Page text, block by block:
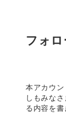
フォ
本アカウ
しもみな
る内容を